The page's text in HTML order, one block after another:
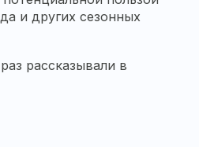
и других сезонных
рассказывали в